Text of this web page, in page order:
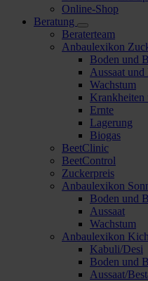
Online-Shop
Beratung
Beraterteam
Anbaulexikon
Boden und
Aussaat
Wachstum
Krankheiten
Ernte
Lagerung
Biogas
BeetClinic
BeetControl
Zuckerpreis
Anbaulexikon
Boden und
Aussaat
Wachstum
Anbaulexikon
Kabuli/Desi
Boden und
Aussaat/